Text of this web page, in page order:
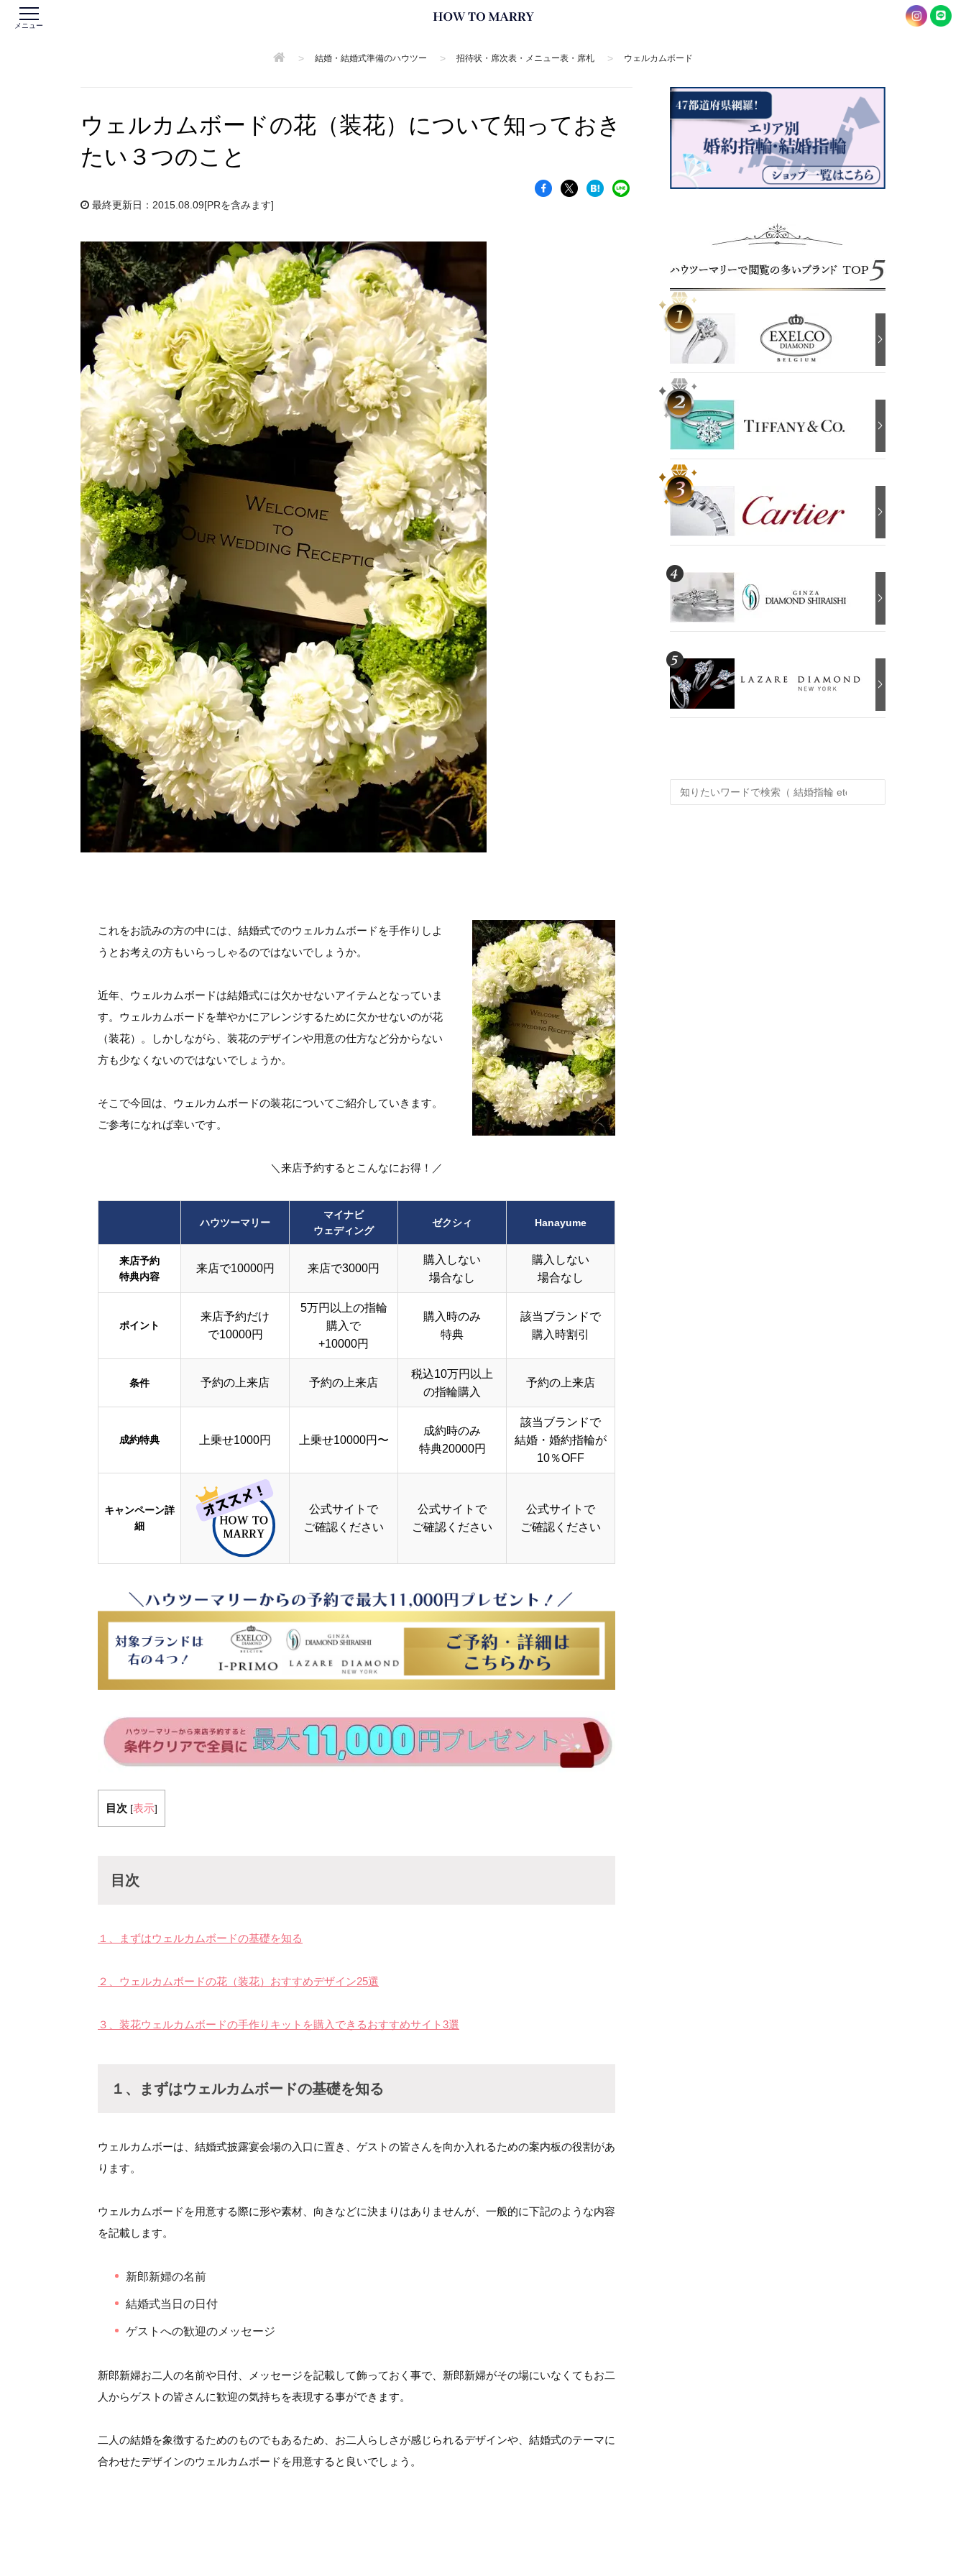
メニュー
> 結婚・結婚式準備のハウツー > 招待状・席次表・メニュー表・席札 > ウェルカムボード
ウェルカムボードの花（装花）について知っておき
たい３つのこと
最終更新日：2015.08.09[PRを含みます]
これをお読みの方の中には、結婚式でのウェルカムボードを手作りしよ
うとお考えの方もいらっしゃるのではないでしょうか。
近年、ウェルカムボードは結婚式には欠かせないアイテムとなっていま
す。ウェルカムボードを華やかにアレンジするために欠かせないのが花
（装花）。しかしながら、装花のデザインや用意の仕方など分からない
方も少なくないのではないでしょうか。
そこで今回は、ウェルカムボードの装花についてご紹介していきます。
ご参考になれば幸いです。
＼来店予約するとこんなにお得！／
ハウツーマリー
マイナビ
ウェディング
ゼクシィ Hanayume
来店予約
特典内容
来店で10000円 来店で3000円
購入しない
場合なし
購入しない
場合なし
ポイント
来店予約だけ
で10000円
5万円以上の指輪
購入で
+10000円
購入時のみ
特典
該当ブランドで
購入時割引
条件 予約の上来店 予約の上来店
税込10万円以上
の指輪購入
予約の上来店
成約特典 上乗せ1000円 上乗せ10000円〜
成約時のみ
特典20000円
該当ブランドで
結婚・婚約指輪が
10％OFF
キャンペーン詳
細
公式サイトで
ご確認ください
公式サイトで
ご確認ください
公式サイトで
ご確認ください
目次 [表示]
目次
１、まずはウェルカムボードの基礎を知る
２、ウェルカムボードの花（装花）おすすめデザイン25選
３、装花ウェルカムボードの手作りキットを購入できるおすすめサイト3選
１、まずはウェルカムボードの基礎を知る
ウェルカムボーは、結婚式披露宴会場の入口に置き、ゲストの皆さんを向か入れるための案内板の役割があ
ります。
ウェルカムボードを用意する際に形や素材、向きなどに決まりはありませんが、一般的に下記のような内容
を記載します。
新郎新婦の名前
結婚式当日の日付
ゲストへの歓迎のメッセージ
新郎新婦お二人の名前や日付、メッセージを記載して飾っておく事で、新郎新婦がその場にいなくてもお二
人からゲストの皆さんに歓迎の気持ちを表現する事ができます。
二人の結婚を象徴するためのものでもあるため、お二人らしさが感じられるデザインや、結婚式のテーマに
合わせたデザインのウェルカムボードを用意すると良いでしょう。